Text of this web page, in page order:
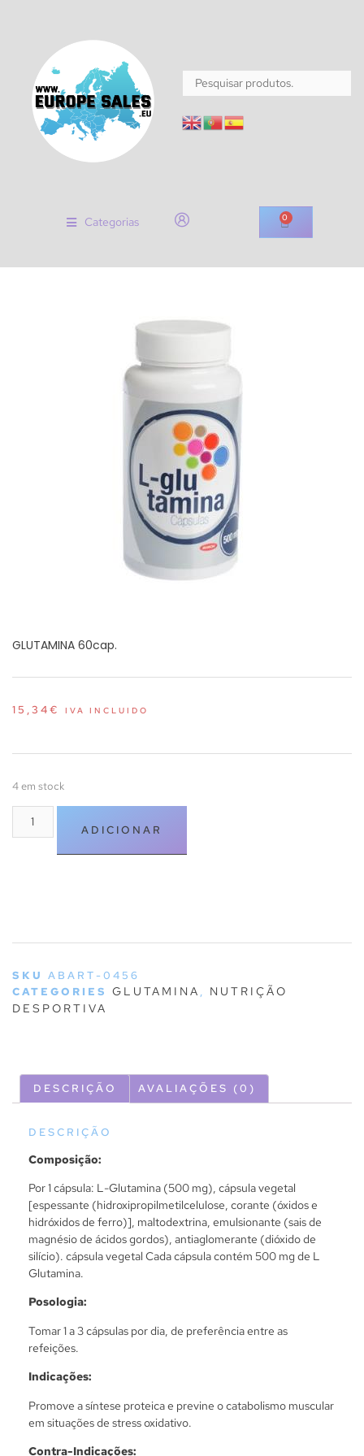
Categorias 0
GLUTAMINA 60cap.
15,34€ IVA INCLUIDO
4 em stock
ADICIONAR
SKU ABART-0456
CATEGORIES GLUTAMINA , NUTRIÇÃO
DESPORTIVA
DESCRIÇÃO AVALIAÇÕES (0)
DESCRIÇÃO
Composição:
Por 1 cápsula: L-Glutamina (500 mg), cápsula vegetal
[espessante (hidroxipropilmetilcelulose, corante (óxidos e
hidróxidos de ferro)], maltodextrina, emulsionante (sais de
magnésio de ácidos gordos), antiaglomerante (dióxido de
silício). cápsula vegetal Cada cápsula contém 500 mg de L
Glutamina.
Posologia:
Tomar 1 a 3 cápsulas por dia, de preferência entre as
refeições.
Indicações:
Promove a síntese proteica e previne o catabolismo muscular
em situações de stress oxidativo.
Contra-Indicações: